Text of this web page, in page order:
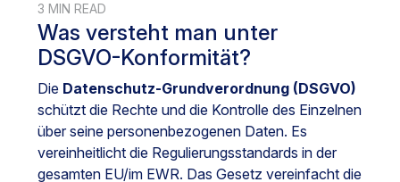
3 MIN READ
Was versteht man unter
DSGVO-Konformität?
Die Datenschutz-Grundverordnung (DSGVO)
schützt die Rechte und die Kontrolle des Einzelnen
über seine personenbezogenen Daten. Es
vereinheitlicht die Regulierungsstandards in der
gesamten EU/im EWR. Das Gesetz vereinfacht die